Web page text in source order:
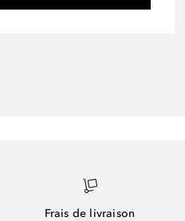
Frais de livraison